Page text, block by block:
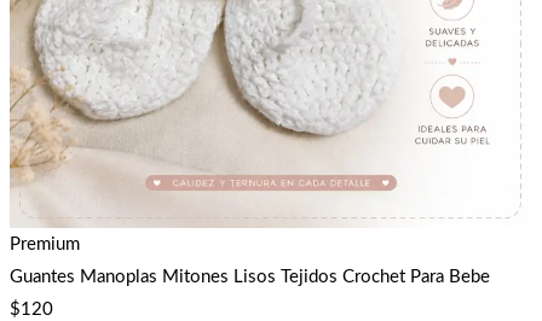
Premium
Guantes Manoplas Mitones Lisos Tejidos Crochet Para Bebe
$120